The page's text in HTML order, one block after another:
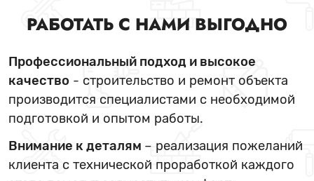
РАБОТАТЬ С НАМИ ВЫГОДНО
Профессиональный подход и высокое
качество - строительство и ремонт объекта
производится специалистами с необходимой
подготовкой и опытом работы.
Внимание к деталям – реализация пожеланий
клиента с технической проработкой каждого